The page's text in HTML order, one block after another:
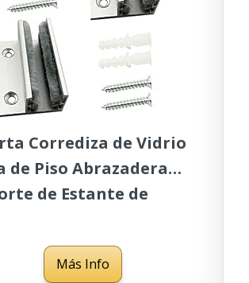
Corrediza de Vidrio
de Piso Abrazadera
de Estante de
2 Piezas Guía de
de Aluminio
Más Info